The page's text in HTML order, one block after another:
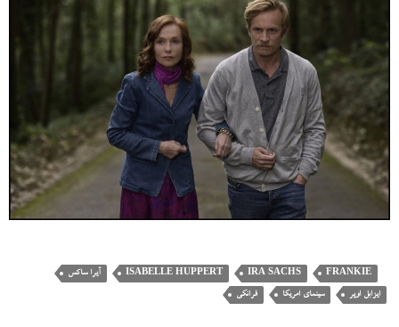
FRANKIE
IRA SACHS
ISABELLE HUPPERT آیرا ساکس
ایزابل اوپر سینمای امریکا فرانکی